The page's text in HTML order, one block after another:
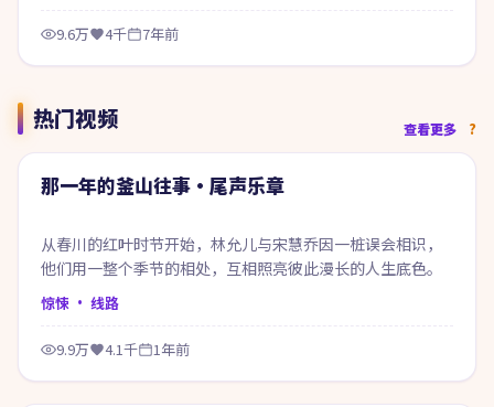
9.6万 4千 7年前
热门视频 查看更多
热门
66:13
那一年的釜山往事·尾声乐章
从春川的红叶时节开始，林允儿与宋慧乔因一桩误会相识，
他们用一整个季节的相处，互相照亮彼此漫长的人生底色。
惊悚 · 线路
9.9万 4.1千 1年前